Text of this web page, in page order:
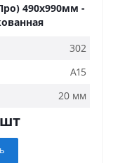
490х990мм -
302
A15
20 мм